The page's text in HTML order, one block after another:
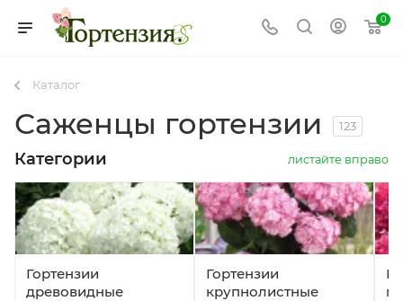
0
Каталог
Саженцы гортензии 123
Категории листайте вправо
Гортензии
древовидные
Гортензии
крупнолистные